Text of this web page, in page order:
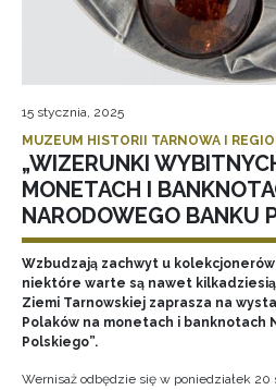
15 stycznia, 2025
MUZEUM HISTORII TARNOWA I
„WIZERUNKI
MONETACH I
NARODOWEGO BANKU
Wzbudzają zachwyt u kolekcjonerów
niektóre warte są nawet
Ziemi Tarnowskiej zaprasza na
Polaków na monetach i banknotach
Polskiego”.
Wernisaż odbędzie się w poniedziałek